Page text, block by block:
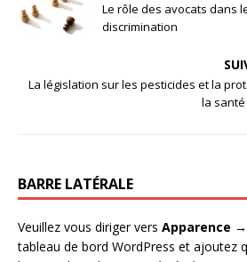
Le rôle des avocats dans
discrimination
La législation sur les pesticides et la
la
BARRE LATÉRALE
Veuillez vous diriger vers Apparence
tableau de bord WordPress et ajoutez